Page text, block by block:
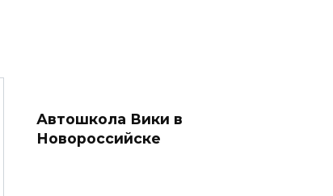
Автошкола Вики в
Новороссийске